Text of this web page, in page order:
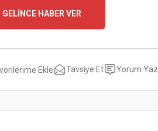
GELİNCE HABER VER
Tavsiye Et Yorum Yaz